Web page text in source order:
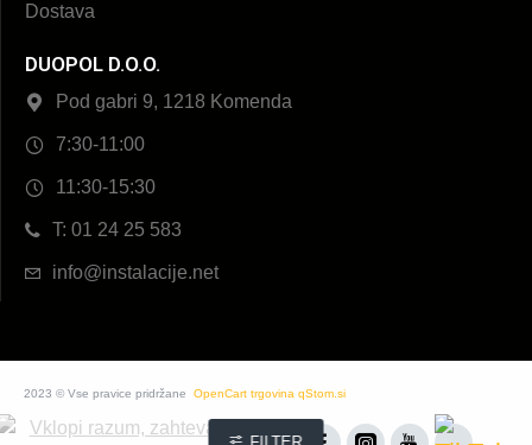
Dostava
DUOPOL D.O.O.
Pod gabri 9, 1218 Komenda
7:30-11:00
11:30-15:30
T: 01 24 25 583
info@instalacije.net
2023 © Vse pravice pridržane OpenCart trgovina qStom.si